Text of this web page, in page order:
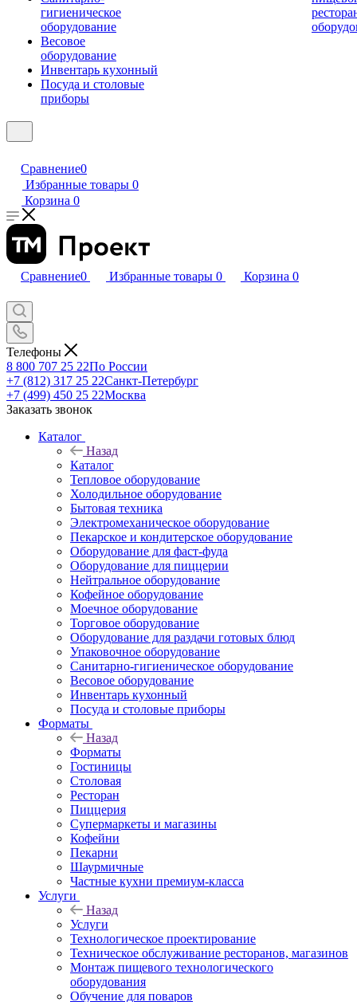
гигиеническое
оборудование
Весовое
оборудование
Инвентарь кухонный
Посуда и столовые
приборы
Сравнение0
Избранные товары 0
Корзина 0
Сравнение0 Избранные товары 0 Корзина 0
Телефоны
8 800 707 25 22По России
+7 (812) 317 25 22Санкт-Петербург
+7 (499) 450 25 22Москва
Заказать звонок
Каталог
Назад
Каталог
Тепловое оборудование
Холодильное оборудование
Бытовая техника
Электромеханическое оборудование
Пекарское и кондитерское оборудование
Оборудование для фаст-фуда
Оборудование для пиццерии
Нейтральное оборудование
Кофейное оборудование
Моечное оборудование
Торговое оборудование
Оборудование для раздачи готовых блюд
Упаковочное оборудование
Санитарно-гигиеническое оборудование
Весовое оборудование
Инвентарь кухонный
Посуда и столовые приборы
Форматы
Назад
Форматы
Гостиницы
Столовая
Ресторан
Пиццерия
Супермаркеты и магазины
Кофейни
Пекарни
Шаурмичные
Частные кухни премиум-класса
Услуги
Назад
Услуги
Технологическое проектирование
Техническое обслуживание ресторанов, магазинов
Монтаж пищевого технологического
оборудования
Обучение для поваров